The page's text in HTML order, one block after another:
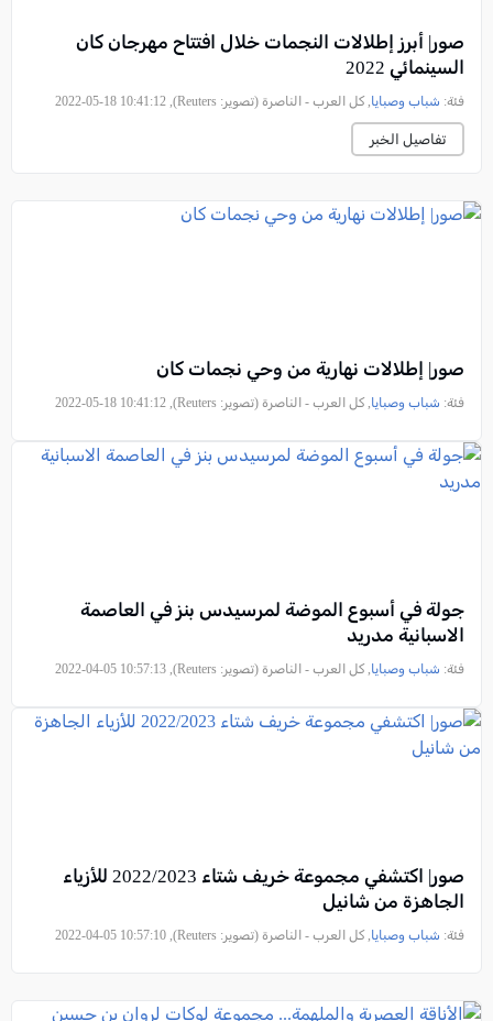
صور| أبرز إطلالات النجمات خلال افتتاح مهرجان كان
السينمائي 2022
فئة: شباب وصبايا, كل العرب - الناصرة (تصوير: Reuters), 2022-05-18 10:41:12
تفاصيل الخبر
صور| إطلالات نهارية من وحي نجمات كان
فئة: شباب وصبايا, كل العرب - الناصرة (تصوير: Reuters), 2022-05-18 10:41:12
جولة في أسبوع الموضة لمرسيدس بنز في العاصمة
الاسبانية مدريد
فئة: شباب وصبايا, كل العرب - الناصرة (تصوير: Reuters), 2022-04-05 10:57:13
صور| اكتشفي مجموعة خريف شتاء 2022/2023 للأزياء
الجاهزة من شانيل
فئة: شباب وصبايا, كل العرب - الناصرة (تصوير: Reuters), 2022-04-05 10:57:10